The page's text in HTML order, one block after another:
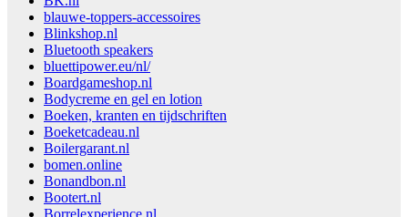
blauwe-toppers-accessoires
Blinkshop.nl
Bluetooth speakers
bluettipower.eu/nl/
Boardgameshop.nl
Bodycreme en gel en lotion
Boeken, kranten en tijdschriften
Boeketcadeau.nl
Boilergarant.nl
bomen.online
Bonandbon.nl
Bootert.nl
Borrelexperience.nl